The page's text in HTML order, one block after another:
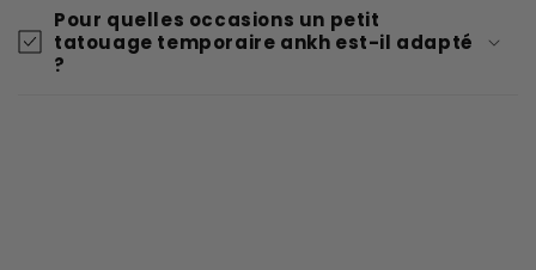
Pour quelles occasions un petit
tatouage temporaire ankh est-il adapté
?